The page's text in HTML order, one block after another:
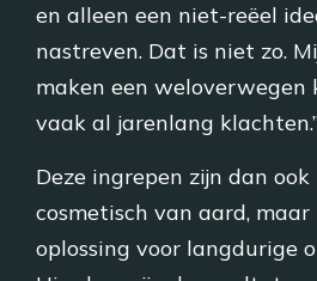
en alleen een niet-reëel
nastreven. Dat is niet zo.
maken een weloverwegen
vaak al jarenlang
Deze ingrepen zijn dan
cosmetisch van aard, maar
oplossing voor langdurige